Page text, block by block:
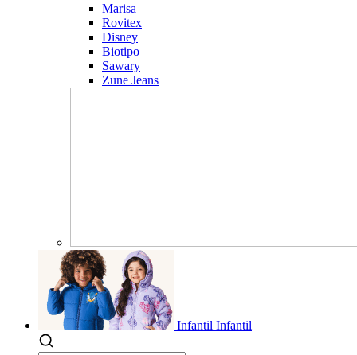
Marisa
Rovitex
Disney
Biotipo
Sawary
Zune Jeans
Infantil Infantil